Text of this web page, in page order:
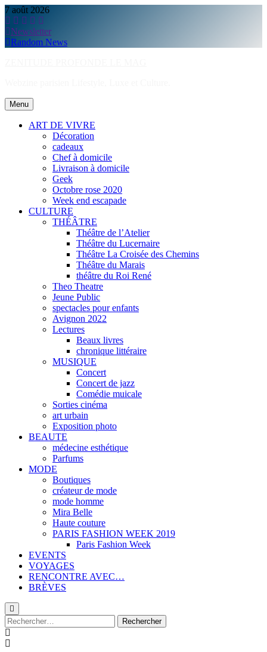
Skip
to
content
7 août 2026
Newsletter
Random News
Menu
ART DE VIVRE
Décoration
cadeaux
Chef à domicile
Livraison à domicile
Geek
Octobre rose 2020
Week end escapade
CULTURE
THÉÂTRE
Théâtre de l’Atelier
Théâtre du Lucernaire
Théâtre La Croisée des Chemins
Théâtre du Marais
théâtre du Roi René
Theo Theatre
Jeune Public
spectacles pour enfants
Avignon 2022
Lectures
Beaux livres
chronique littéraire
MUSIQUE
Concert
Concert de jazz
Comédie muicale
Sorties cinéma
art urbain
Exposition photo
BEAUTE
médecine esthétique
Parfums
MODE
Boutiques
créateur de mode
mode homme
Mira Belle
Haute couture
PARIS FASHION WEEK 2019
Paris Fashion Week
EVENTS
VOYAGES
RENCONTRE AVEC…
BRÈVES
Rechercher :